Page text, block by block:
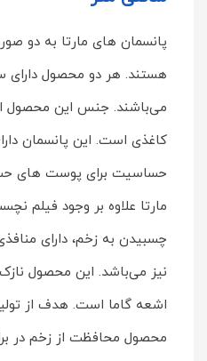
پانسمان های مارتا به دو
هستند. هر دو محصول دارای
می‌باشند. جنس این محصول
کاغذی است. این پانسمان
حساسیت برای پوست های
مارتا علاوه بر وجود فیلم
چسبیدن به زخم، دارای
نیز می‌باشد. این محصول
اشعه گاما است. هدف از
محصول محافظت از زخم در